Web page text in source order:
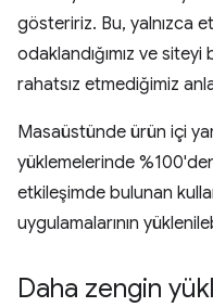
gösteririz. Bu, yalnızca
odaklandığımız ve siteyi
rahatsız etmediğimiz
Masaüstünde ürün içi
yüklemelerinde
etkileşimde bulunan
uygulamalarının
Daha zengin